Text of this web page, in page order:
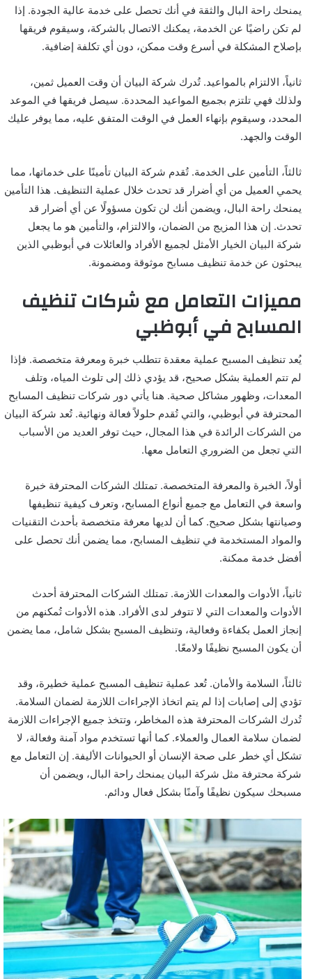
يمنحك راحة البال والثقة في أنك تحصل على خدمة عالية الجودة. إذا
لم تكن راضيًا عن الخدمة، يمكنك الاتصال بالشركة، وسيقوم فريقها
بإصلاح المشكلة في أسرع وقت ممكن، دون أي تكلفة إضافية.
ثانياً، الالتزام بالمواعيد. تُدرك شركة البيان أن وقت العميل ثمين،
ولذلك فهي تلتزم بجميع المواعيد المحددة. سيصل فريقها في الموعد
المحدد، وسيقوم بإنهاء العمل في الوقت المتفق عليه، مما يوفر عليك
الوقت والجهد.
ثالثاً، التأمين على الخدمة. تُقدم شركة البيان تأمينًا على خدماتها، مما
يحمي العميل من أي أضرار قد تحدث خلال عملية التنظيف. هذا التأمين
يمنحك راحة البال، ويضمن أنك لن تكون مسؤولًا عن أي أضرار قد
تحدث. إن هذا المزيج من الضمان، والالتزام، والتأمين هو ما يجعل
شركة البيان الخيار الأمثل لجميع الأفراد والعائلات في أبوظبي الذين
يبحثون عن خدمة تنظيف مسابح موثوقة ومضمونة.
مميزات التعامل مع شركات تنظيف
المسابح في أبوظبي
يُعد تنظيف المسبح عملية معقدة تتطلب خبرة ومعرفة متخصصة. فإذا
لم تتم العملية بشكل صحيح، قد يؤدي ذلك إلى تلوث المياه، وتلف
المعدات، وظهور مشاكل صحية. هنا يأتي دور شركات تنظيف المسابح
المحترفة في أبوظبي، والتي تُقدم حلولاً فعالة ونهائية. تُعد شركة البيان
من الشركات الرائدة في هذا المجال، حيث توفر العديد من الأسباب
التي تجعل من الضروري التعامل معها.
أولاً، الخبرة والمعرفة المتخصصة. تمتلك الشركات المحترفة خبرة
واسعة في التعامل مع جميع أنواع المسابح، وتعرف كيفية تنظيفها
وصيانتها بشكل صحيح. كما أن لديها معرفة متخصصة بأحدث التقنيات
والمواد المستخدمة في تنظيف المسابح، مما يضمن أنك تحصل على
أفضل خدمة ممكنة.
ثانياً، الأدوات والمعدات اللازمة. تمتلك الشركات المحترفة أحدث
الأدوات والمعدات التي لا تتوفر لدى الأفراد. هذه الأدوات تُمكنهم من
إنجاز العمل بكفاءة وفعالية، وتنظيف المسبح بشكل شامل، مما يضمن
أن يكون المسبح نظيفًا ولامعًا.
ثالثاً، السلامة والأمان. تُعد عملية تنظيف المسبح عملية خطيرة، وقد
تؤدي إلى إصابات إذا لم يتم اتخاذ الإجراءات اللازمة لضمان السلامة.
تُدرك الشركات المحترفة هذه المخاطر، وتتخذ جميع الإجراءات اللازمة
لضمان سلامة العمال والعملاء. كما أنها تستخدم مواد آمنة وفعالة، لا
تشكل أي خطر على صحة الإنسان أو الحيوانات الأليفة. إن التعامل مع
شركة محترفة مثل شركة البيان يمنحك راحة البال، ويضمن أن
مسبحك سيكون نظيفًا وآمنًا بشكل فعال ودائم.